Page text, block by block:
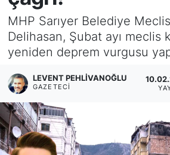
MHP Sarıyer Belediye
Delihasan, Şubat ayı meclis
yeniden deprem vurgusu
LEVENT PEHLIVANOĞLU
GAZETECI
KÖŞE YAZILARI
KÖŞE YAZILARI (Arşiv)
KÜLTÜR SANAT
MAGAZİN
RÖPORTAJ